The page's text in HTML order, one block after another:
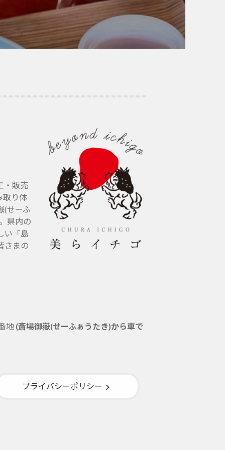
・販売
取り体
(せーふ
県内の
い「島
さまの
地 (斎場御嶽(せーふぁうたき)から車で
プライバシーポリシー